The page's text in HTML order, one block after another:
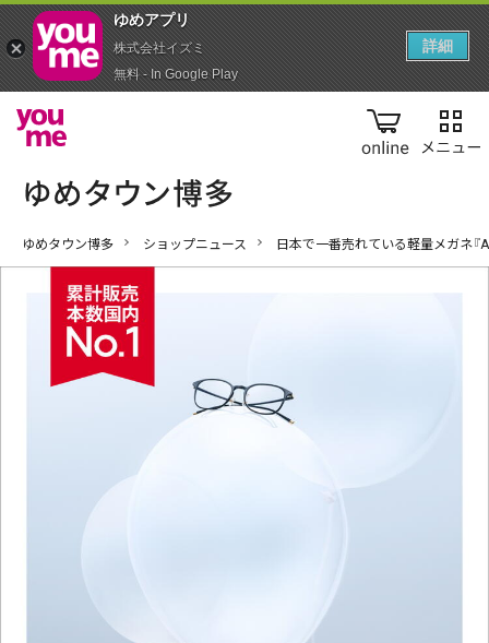
online
ゆめタウン博多 ショップニュース 日本で一番売れている軽量メガネ『
ゆめアプ‪リ‬
株式会社イズミ
無料 - In Google Play
詳細